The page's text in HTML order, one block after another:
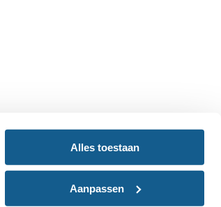
Alles toestaan
Aanpassen